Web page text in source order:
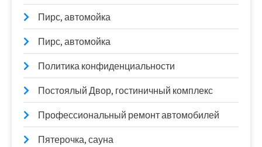
Пирс, автомойка
Пирс, автомойка
Политика конфиденциальности
Постоялый Двор, гостиничный комплекс
Профессиональный ремонт автомобилей
Пятерочка, сауна